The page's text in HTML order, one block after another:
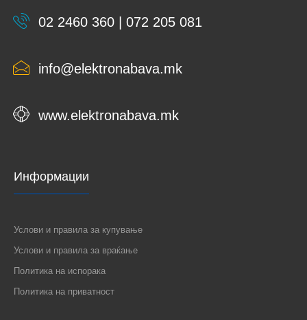
02 2460 360 | 072 205 081
info@elektronabava.mk
www.elektronabava.mk
Информации
Услови и правила за купување
Услови и правила за враќање
Политика на испорака
Политика на приватност